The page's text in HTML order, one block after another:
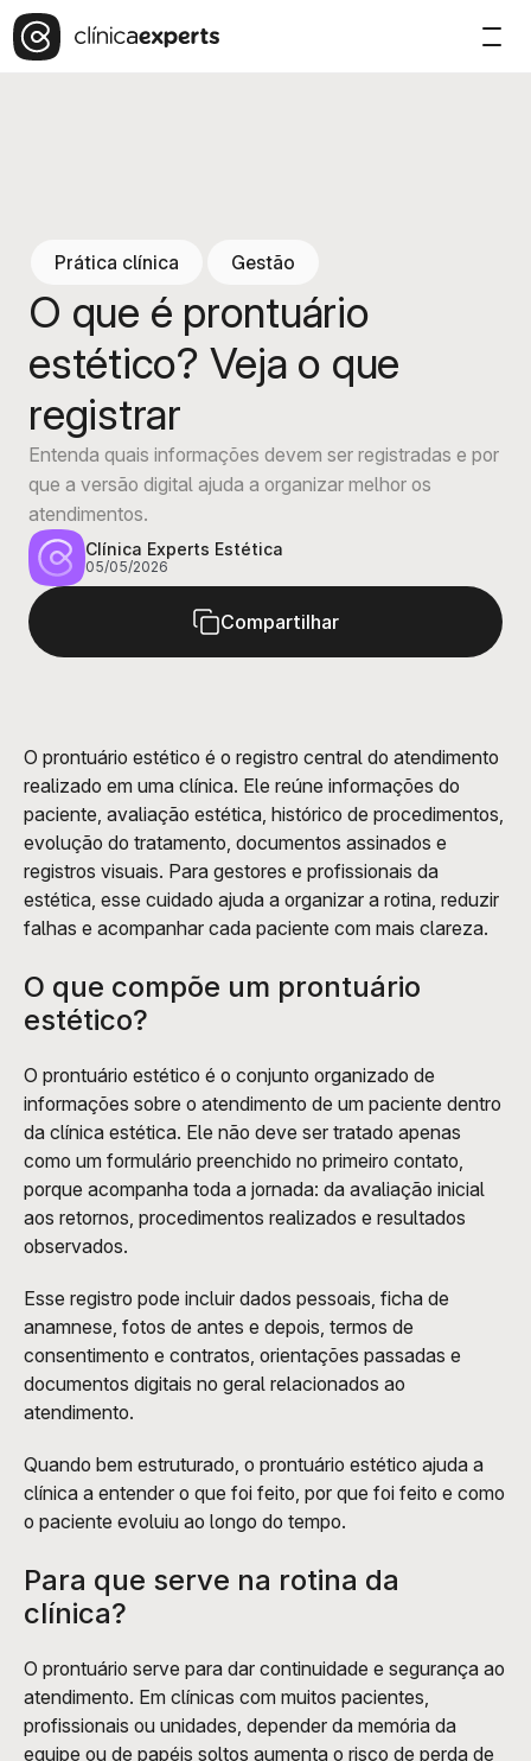
Prática clínica Gestão
O que é prontuário
estético? Veja o que
registrar
Entenda quais informações devem ser registradas e por
que a versão digital ajuda a organizar melhor os
atendimentos.
Clínica Experts Estética
05/05/2026
Compartilhar
O prontuário estético é o registro central do atendimento
realizado em uma clínica. Ele reúne informações do
paciente, avaliação estética, histórico de procedimentos,
evolução do tratamento, documentos assinados e
registros visuais. Para gestores e profissionais da
estética, esse cuidado ajuda a organizar a rotina, reduzir
falhas e acompanhar cada paciente com mais clareza.
O que compõe um prontuário
estético?
O prontuário estético é o conjunto organizado de
informações sobre o atendimento de um paciente dentro
da clínica estética. Ele não deve ser tratado apenas
como um formulário preenchido no primeiro contato,
porque acompanha toda a jornada: da avaliação inicial
aos retornos, procedimentos realizados e resultados
observados.
Esse registro pode incluir dados pessoais, ficha de
anamnese, fotos de antes e depois, termos de
consentimento e contratos, orientações passadas e
documentos digitais no geral relacionados ao
atendimento.
Quando bem estruturado, o prontuário estético ajuda a
clínica a entender o que foi feito, por que foi feito e como
o paciente evoluiu ao longo do tempo.
Para que serve na rotina da
clínica?
O prontuário serve para dar continuidade e segurança ao
atendimento. Em clínicas com muitos pacientes,
profissionais ou unidades, depender da memória da
equipe ou de papéis soltos aumenta o risco de perda de